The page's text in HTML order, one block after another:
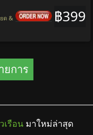
฿399
ด &
ยการ
เรือน มาใหม่ล่าสุด